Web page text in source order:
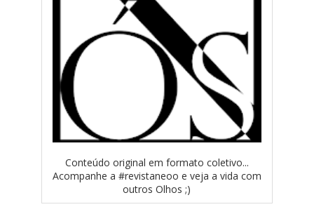
Conteúdo original em formato coletivo...
Acompanhe a #revistaneoo e veja a vida com
outros Olhos ;)